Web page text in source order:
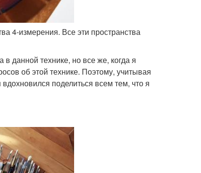
4-измерения. Все эти пространства
данной технике, но все же, когда я
об этой технике. Поэтому, учитывая
поделиться всем тем, что я